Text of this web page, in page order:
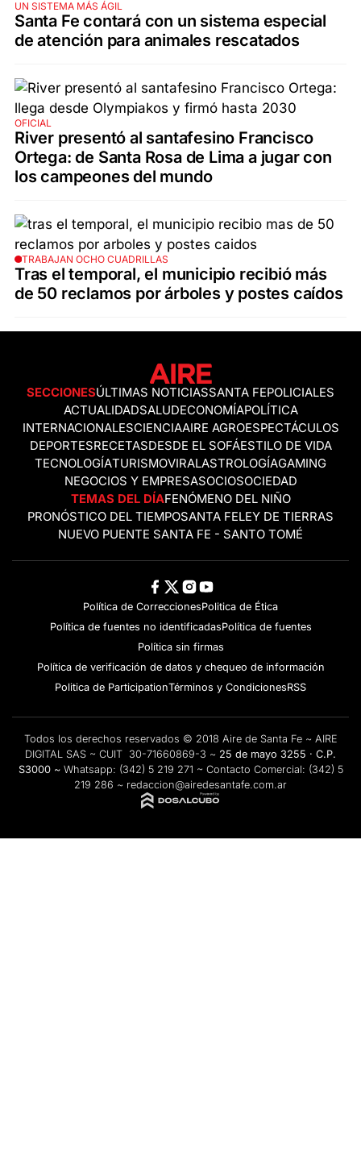
UN SISTEMA MÁS ÁGIL
Santa Fe contará con un sistema especial
de atención para animales rescatados
OFICIAL
River presentó al santafesino Francisco
Ortega: de Santa Rosa de Lima a jugar con
los campeones del mundo
TRABAJAN OCHO CUADRILLAS
Tras el temporal, el municipio recibió más
de 50 reclamos por árboles y postes caídos
SECCIONESÚLTIMAS NOTICIASSANTA FEPOLICIALES
ACTUALIDADSALUDECONOMÍAPOLÍTICA
INTERNACIONALESCIENCIAAIRE AGROESPECTÁCULOS
DEPORTESRECETASDESDE EL SOFÁESTILO DE VIDA
TECNOLOGÍATURISMOVIRALASTROLOGÍAGAMING
NEGOCIOS Y EMPRESASOCIOSOCIEDAD
TEMAS DEL DÍAFENÓMENO DEL NIÑO
PRONÓSTICO DEL TIEMPOSANTA FELEY DE TIERRAS
NUEVO PUENTE SANTA FE - SANTO TOMÉ
Política de CorreccionesPolitica de Ética
Política de fuentes no identificadasPolítica de fuentes
Política sin firmas
Política de verificación de datos y chequeo de información
Politica de ParticipationTérminos y CondicionesRSS
Todos los derechos reservados © 2018 Aire de Santa Fe ~ AIRE
DIGITAL SAS ~ CUIT 30-71660869-3 ~ 25 de mayo 3255 · C.P.
S3000 ~ Whatsapp: (342) 5 219 271 ~ Contacto Comercial: (342) 5
219 286 ~ redaccion@airedesantafe.com.ar